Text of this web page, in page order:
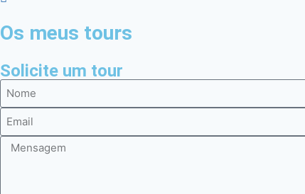
Os meus tours
Solicite um tour